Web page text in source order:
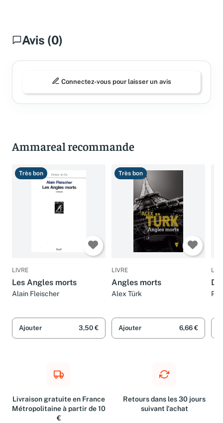
Avis (0)
Connectez-vous pour laisser un avis
Ammareal recommande
Très bon
LIVRE
Les Angles morts
Alain Fleischer
Ajouter 3,50 €
Très bon
LIVRE
Angles morts
Alex Türk
Ajouter 6,66 €
Livraison gratuite en France
Métropolitaine à partir de 10
€
Retours dans les 30 jours
suivant l'achat